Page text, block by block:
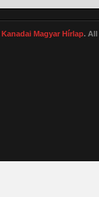
Kanadai Magyar Hírlap. All